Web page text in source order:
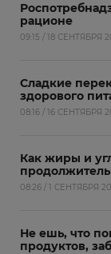
рационе
09:15 / 18 СЕНТЯБРЯ
Сладкие
здорового
08:16 / 16 СЕНТЯБРЯ
Как жиры и
08:26 / 1 СЕНТЯБРЯ
Не ешь, что
продуктов,